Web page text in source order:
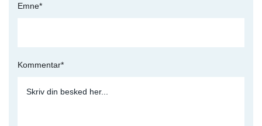
Emne*
Kommentar*